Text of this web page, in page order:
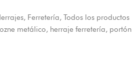
, Ferretería, Todos los productos
metálico, herraje ferretería, portón